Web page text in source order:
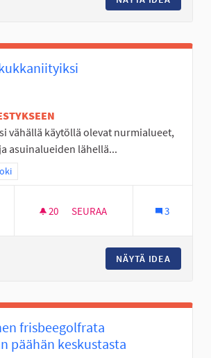
vähällä käytöllä olevat nurmialueet,
asuinalueiden lähellä...
mukaan: Läntinen Seinäjoki
20 20 SEURAAJAA
SEURAA 3
NÄYTÄ IDEA
frisbeegolfrata
päähän keskustasta